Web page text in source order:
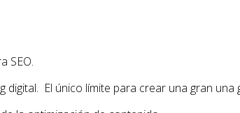
SEO.
El único límite para crear una gran una